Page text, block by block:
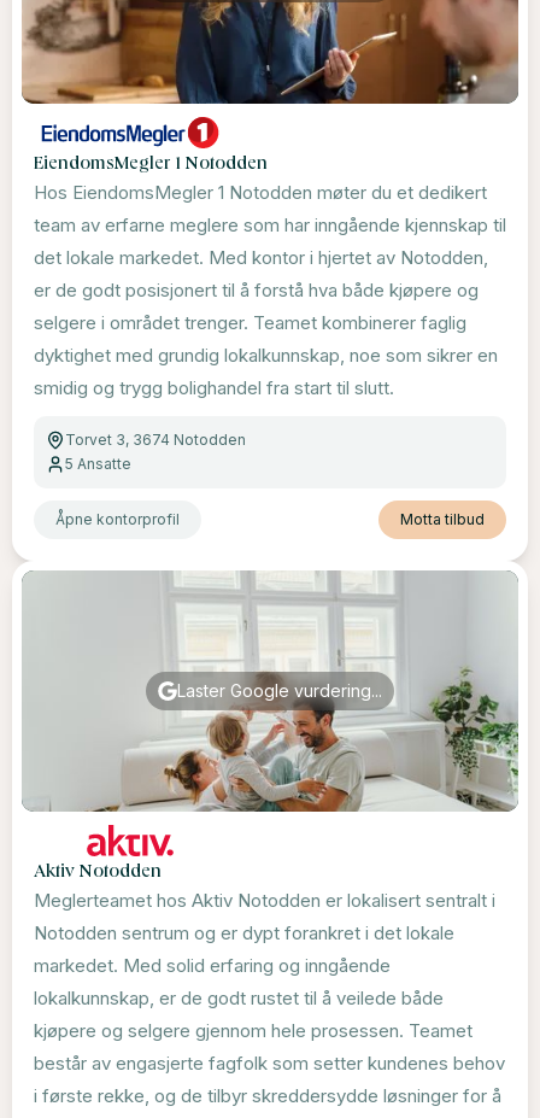
EiendomsMegler 1 Notodden
Hos EiendomsMegler 1 Notodden møter du et dedikert
team av erfarne meglere som har inngående kjennskap til
det lokale markedet. Med kontor i hjertet av Notodden,
er de godt posisjonert til å forstå hva både kjøpere og
selgere i området trenger. Teamet kombinerer faglig
dyktighet med grundig lokalkunnskap, noe som sikrer en
smidig og trygg bolighandel fra start til slutt.
Torvet 3, 3674 Notodden
5 Ansatte
Åpne kontorprofil Motta tilbud
Laster Google vurdering...
Aktiv Notodden
Meglerteamet hos Aktiv Notodden er lokalisert sentralt i
Notodden sentrum og er dypt forankret i det lokale
markedet. Med solid erfaring og inngående
lokalkunnskap, er de godt rustet til å veilede både
kjøpere og selgere gjennom hele prosessen. Teamet
består av engasjerte fagfolk som setter kundenes behov
i første rekke, og de tilbyr skreddersydde løsninger for å